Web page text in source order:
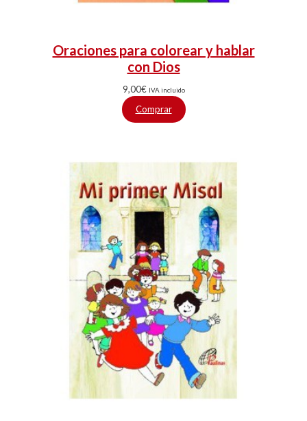
Oraciones para colorear y hablar
con Dios
9,00€ IVA incluido
Comprar